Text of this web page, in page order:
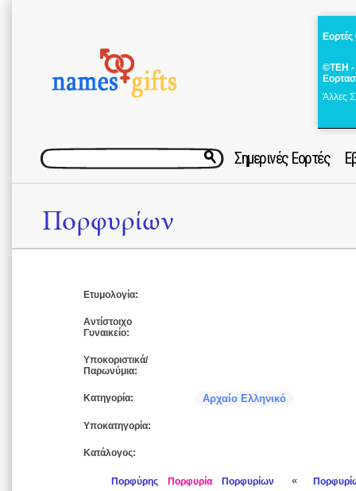
Εορτές
©ΤΕΗ -
Άλλες
Σημερινές Εορτές
Πορφυρίων
Ετυμολογία:
Αντίστοιχο
Γυναικείο:
Υποκοριστικά/
Παρωνύμια:
Κατηγορία: Αρχαίο Ελληνικό
Υποκατηγορία:
Κατάλογος:
Πορφύρης Πορφυρία Πορφυρίων «